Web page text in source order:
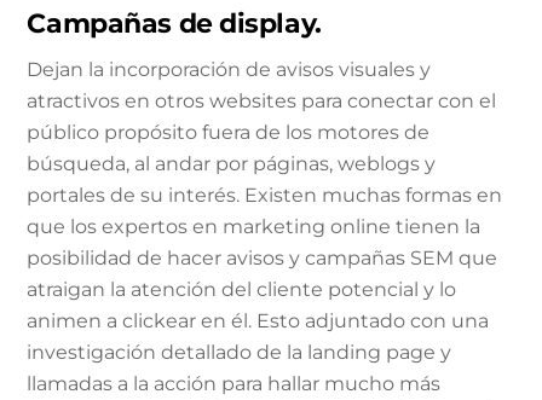
Campañas de display.
Dejan la incorporación de avisos visuales y
atractivos en otros websites para conectar con el
público propósito fuera de los motores de
búsqueda, al andar por páginas, weblogs y
portales de su interés. Existen muchas formas en
que los expertos en marketing online tienen la
posibilidad de hacer avisos y campañas SEM que
atraigan la atención del cliente potencial y lo
animen a clickear en él. Esto adjuntado con una
investigación detallado de la landing page y
llamadas a la acción para hallar mucho más